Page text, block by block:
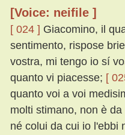
[Voice: neifile ]
[ 024 ] Giacomino, il
sentimento, rispose
vostra, mi tengo io sí
quanto vi piacesse; [
quanto voi a voi
molti stimano, non è
né colui da cui io l'ebbi